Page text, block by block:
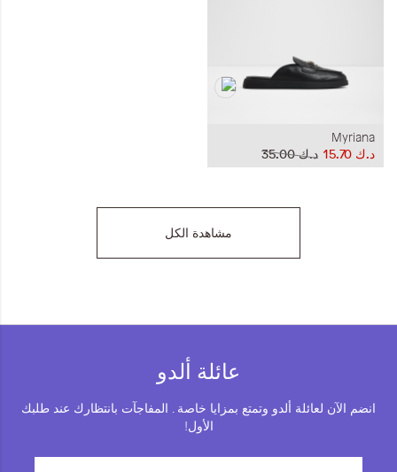
Myriana
د.ك‏ 35.00
د.ك‏ 15.70
مشاهدة الكل
عائلة ألدو
انضم الآن لعائلة ألدو وتمتع بمزايا خاصة . المفاجآت بانتظارك عند طلبك
الأول!